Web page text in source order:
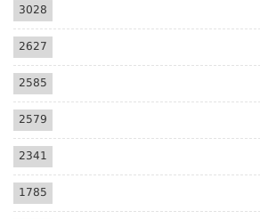
3028
2627
2585
2579
2341
1785